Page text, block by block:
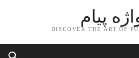
پیام
DISCOVER THE ART OF